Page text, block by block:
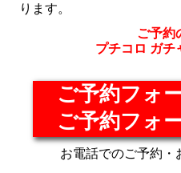
ります。
ご予約
プチコロ ガチ
ご予約フォ
ご予約フォ
お電話でのご予約・